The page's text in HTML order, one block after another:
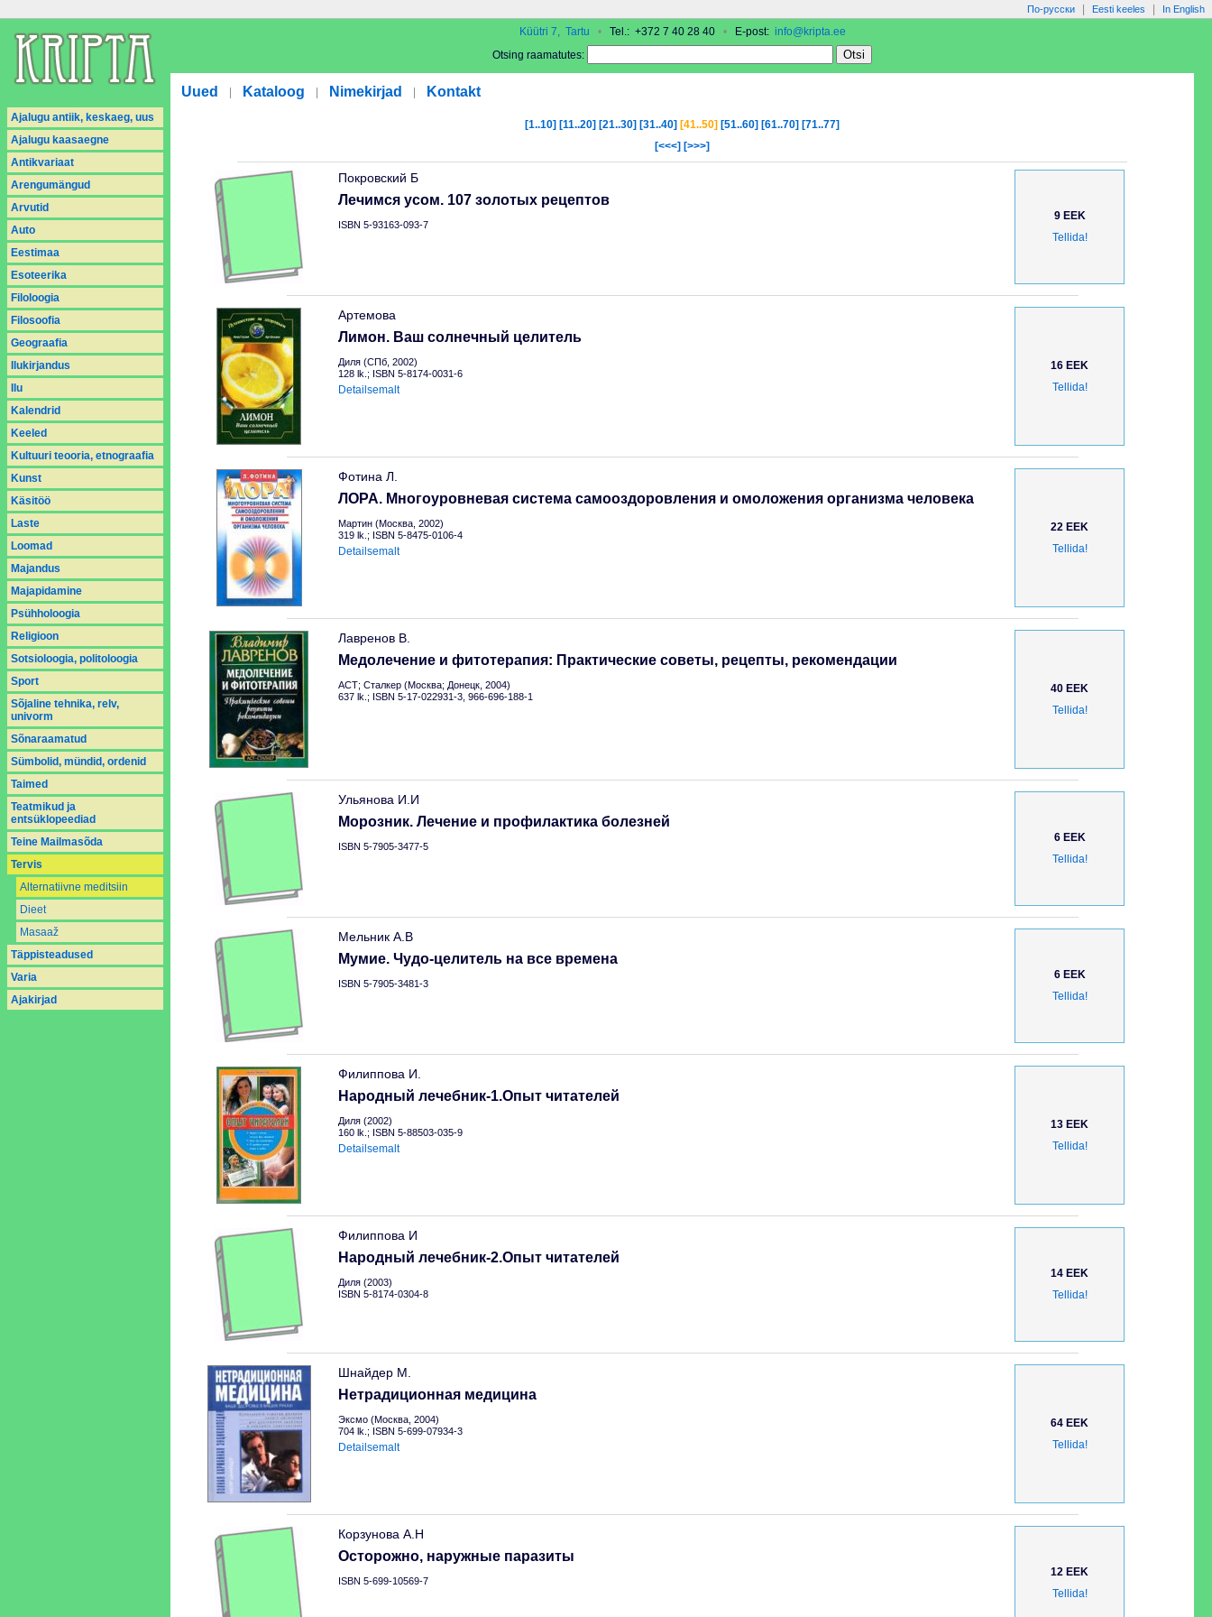
По-русски Eesti keeles In English
Küütri 7, Tartu •Tel.: +372 7 40 28 40 •E-post: info@kripta.ee
Otsing raamatutes:
Uued Kataloog Nimekirjad Kontakt
Ajalugu antiik, keskaeg, uus
Ajalugu kaasaegne
Antikvariaat
Arengumängud
Arvutid
Auto
Eestimaa
Esoteerika
Filoloogia
Filosoofia
Geograafia
Ilukirjandus
Ilu
Kalendrid
Keeled
Kultuuri teooria, etnograafia
Kunst
Käsitöö
Laste
Loomad
Majandus
Majapidamine
Psühholoogia
Religioon
Sotsioloogia, politoloogia
Sport
Sõjaline tehnika, relv,
univorm
Sõnaraamatud
Sümbolid, mündid, ordenid
Taimed
Teatmikud ja
entsüklopeediad
Teine Mailmasõda
Tervis
Alternatiivne meditsiin
Dieet
Masaaž
Täppisteadused
Varia
Аjakirjad
[1..10] [11..20] [21..30] [31..40] [41..50] [51..60] [61..70] [71..77]
[<<<] [>>>]
Покровский Б
Лечимся усом. 107 золотых рецептов
ISBN 5-93163-093-7
9 EEK
Tellida!
Артемова
Лимон. Ваш солнечный целитель
Диля (СПб, 2002)
128 lk.; ISBN 5-8174-0031-6
Detailsemalt
16 EEK
Tellida!
Фотина Л.
ЛОРА. Многоуровневая система самооздоровления и омоложения организма человека
Мартин (Москва, 2002)
319 lk.; ISBN 5-8475-0106-4
Detailsemalt
22 EEK
Tellida!
Лавренов В.
Медолечение и фитотерапия: Практические советы, рецепты, рекомендации
АСТ; Сталкер (Москва; Донецк, 2004)
637 lk.; ISBN 5-17-022931-3, 966-696-188-1
40 EEK
Tellida!
Ульянова И.И
Морозник. Лечение и профилактика болезней
ISBN 5-7905-3477-5
6 EEK
Tellida!
Мельник А.В
Мумие. Чудо-целитель на все времена
ISBN 5-7905-3481-3
6 EEK
Tellida!
Филиппова И.
Народный лечебник-1.Опыт читателей
Диля (2002)
160 lk.; ISBN 5-88503-035-9
Detailsemalt
13 EEK
Tellida!
Филиппова И
Народный лечебник-2.Опыт читателей
Диля (2003)
ISBN 5-8174-0304-8
14 EEK
Tellida!
Шнайдер М.
Нетрадиционная медицина
Эксмо (Москва, 2004)
704 lk.; ISBN 5-699-07934-3
Detailsemalt
64 EEK
Tellida!
Корзунова А.Н
Осторожно, наружные паразиты
ISBN 5-699-10569-7
12 EEK
Tellida!